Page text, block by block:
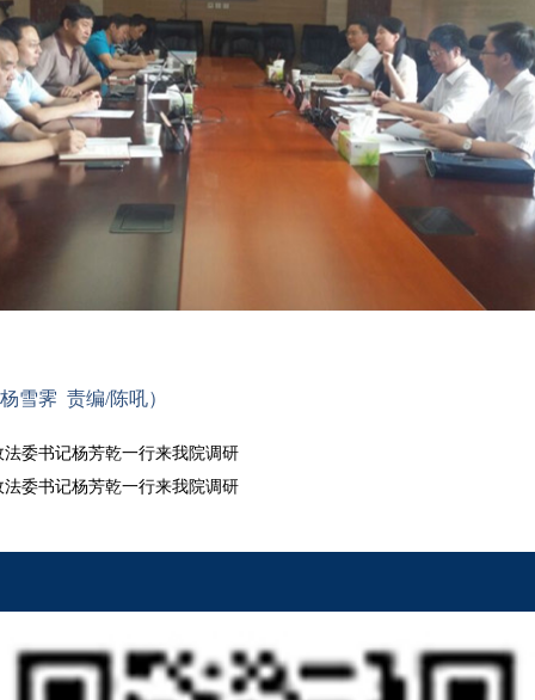
杨雪霁 责编/陈吼）
委书记杨芳乾一行来我院调研
委书记杨芳乾一行来我院调研